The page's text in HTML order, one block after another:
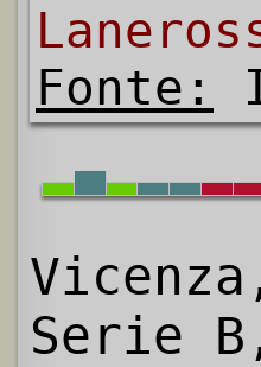
Fonte:
Serie